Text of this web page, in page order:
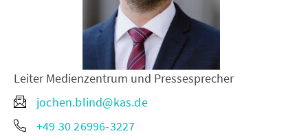
Leiter Medienzentrum und Pressesprecher
jochen.blind@kas.de
+49 30 26996-3227